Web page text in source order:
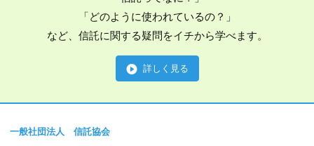
「どのように使われているの？」
など、信託に関する疑問をイチから学べます。
詳しく見る
一般社団法人 信託協会